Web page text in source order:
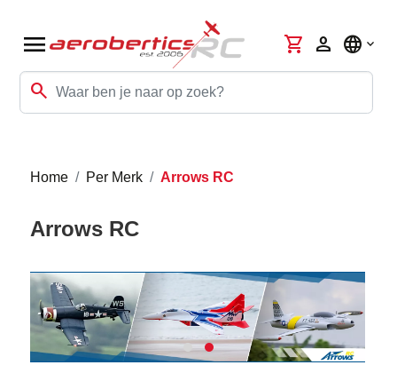
menu
search
shopping_cart person language
Home Per Merk Arrows RC
Arrows RC